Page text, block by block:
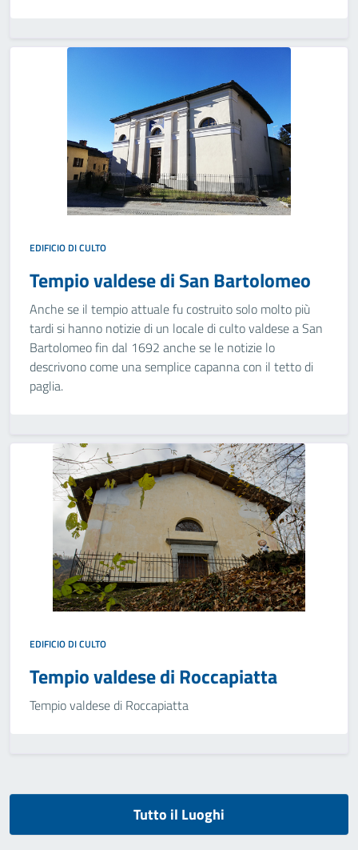
EDIFICIO DI CULTO
Tempio valdese di San Bartolomeo
Anche se il tempio attuale fu costruito solo molto più
tardi si hanno notizie di un locale di culto valdese a San
Bartolomeo fin dal 1692 anche se le notizie lo
descrivono come una semplice capanna con il tetto di
paglia.
EDIFICIO DI CULTO
Tempio valdese di Roccapiatta
Tempio valdese di Roccapiatta
Tutto il Luoghi